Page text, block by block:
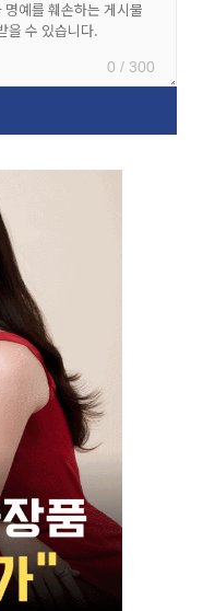
0 / 300